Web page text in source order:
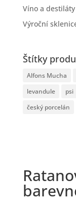
Víno a destiláty
Výroční
Štítky
Alfons Mucha
levandule
psi
český porcelán